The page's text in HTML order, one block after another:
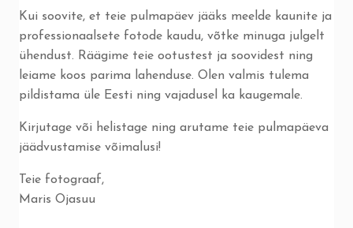
Kui soovite, et teie pulmapäev jääks meelde kaunite ja
professionaalsete fotode kaudu, võtke minuga julgelt
ühendust. Räägime teie ootustest ja soovidest ning
leiame koos parima lahenduse. Olen valmis tulema
pildistama üle Eesti ning vajadusel ka kaugemale.
Kirjutage või helistage ning arutame teie pulmapäeva
jäädvustamise võimalusi!
Teie fotograaf,
Maris Ojasuu